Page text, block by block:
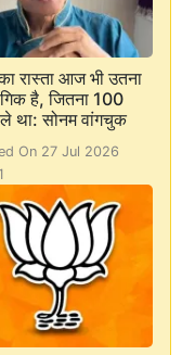
रास्ता आज भी उतना
है, जितना 100
था: सोनम वांगचुक
On 27 Jul 2026